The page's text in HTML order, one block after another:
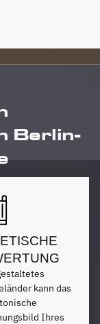
Berlin-
kann das
Ihres